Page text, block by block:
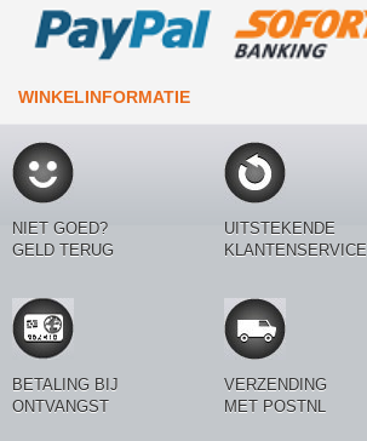
WINKELINFORMATIE
NIET GOED?
GELD TERUG
UITSTEKENDE
KLANTENSERVICE
BETALING BIJ
ONTVANGST
VERZENDING
MET POSTNL